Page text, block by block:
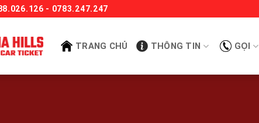
- 0783.247.247
TRANG CHỦ THÔNG TIN GỌI